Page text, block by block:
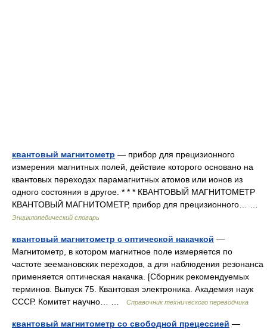
квантовый магнитометр — прибор для прецизионного
измерения магнитных полей, действие которого основано на
квантовых переходах парамагнитных атомов или ионов из
одного состояния в другое. * * * КВАНТОВЫЙ МАГНИТОМЕТР
КВАНТОВЫЙ МАГНИТОМЕТР, прибор для прецизионного… …
Энциклопедический словарь
квантовый магнитометр с оптической накачкой —
Магнитометр, в котором магнитное поле измеряется по
частоте зеемановских переходов, а для наблюдения резонанса
применяется оптическая накачка. [Сборник рекомендуемых
терминов. Выпуск 75. Квантовая электроника. Академия наук
СССР. Комитет научно… …
Справочник технического переводчика
квантовый магнитометр со свободной прецессией —